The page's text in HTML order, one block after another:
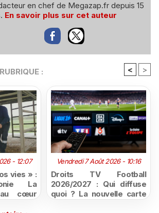
en chef de Megazap.fr depuis 15
En savoir plus sur cet auteur
: < >
- 12:07
vies » :
La
cœur
Vendredi 7 Août 2026 - 10:16
Droits TV Football
2026/2027 : Qui diffuse
quoi ? La nouvelle carte